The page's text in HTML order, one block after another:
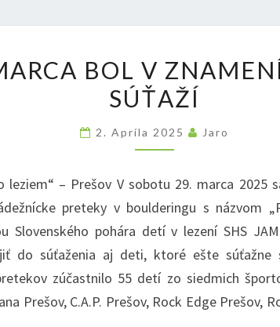
MARCA
BOL
ZNAMENÍ
SÚŤAŽÍ
BOL V
SÚŤAŽÍ
2. Apríla 2025 Jaro
leziem“ – Prešov V sobotu 29. marca 2025
preteky v boulderingu s názvom
Slovenského pohára detí v lezení SHS
do súťaženia aj deti, ktoré ešte súťažne
zúčastnilo 55 detí zo siedmich
Prešov, C.A.P. Prešov, Rock Edge Prešov,